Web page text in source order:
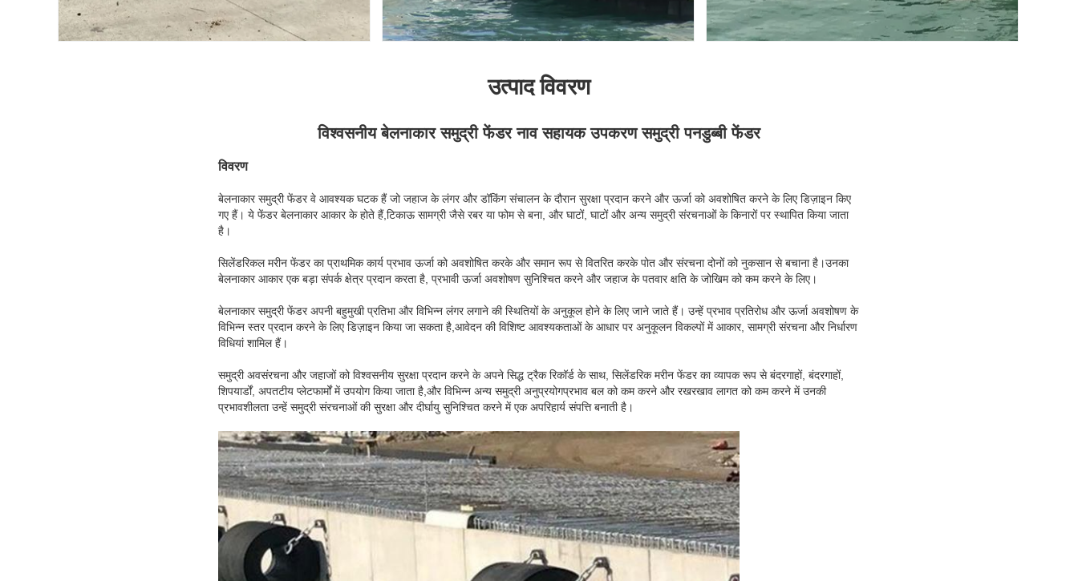
उत्पाद विवरण
विश्वसनीय बेलनाकार समुद्री फेंडर नाव सहायक उपकरण समुद्री पनडुब्बी फेंडर
विवरण
बेलनाकार समुद्री फेंडर वे आवश्यक घटक हैं जो जहाज के लंगर और डॉकिंग संचालन के दौरान सुरक्षा प्रदान करने और ऊर्जा को अवशोषित करने के लिए डिज़ाइन किए
गए हैं। ये फेंडर बेलनाकार आकार के होते हैं,टिकाऊ सामग्री जैसे रबर या फोम से बना, और घाटों, घाटों और अन्य समुद्री संरचनाओं के किनारों पर स्थापित किया जाता
है।
सिलेंडरिकल मरीन फेंडर का प्राथमिक कार्य प्रभाव ऊर्जा को अवशोषित करके और समान रूप से वितरित करके पोत और संरचना दोनों को नुकसान से बचाना है।उनका
बेलनाकार आकार एक बड़ा संपर्क क्षेत्र प्रदान करता है, प्रभावी ऊर्जा अवशोषण सुनिश्चित करने और जहाज के पतवार क्षति के जोखिम को कम करने के लिए।
बेलनाकार समुद्री फेंडर अपनी बहुमुखी प्रतिभा और विभिन्न लंगर लगाने की स्थितियों के अनुकूल होने के लिए जाने जाते हैं। उन्हें प्रभाव प्रतिरोध और ऊर्जा अवशोषण के
विभिन्न स्तर प्रदान करने के लिए डिज़ाइन किया जा सकता है,आवेदन की विशिष्ट आवश्यकताओं के आधार पर अनुकूलन विकल्पों में आकार, सामग्री संरचना और निर्धारण
विधियां शामिल हैं।
समुद्री अवसंरचना और जहाजों को विश्वसनीय सुरक्षा प्रदान करने के अपने सिद्ध ट्रैक रिकॉर्ड के साथ, सिलेंडरिक मरीन फेंडर का व्यापक रूप से बंदरगाहों, बंदरगाहों,
शिपयार्डों, अपतटीय प्लेटफार्मों में उपयोग किया जाता है,और विभिन्न अन्य समुद्री अनुप्रयोगप्रभाव बल को कम करने और रखरखाव लागत को कम करने में उनकी
प्रभावशीलता उन्हें समुद्री संरचनाओं की सुरक्षा और दीर्घायु सुनिश्चित करने में एक अपरिहार्य संपत्ति बनाती है।